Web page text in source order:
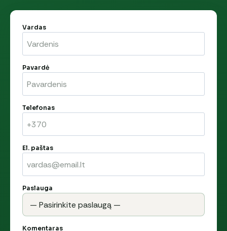
Vardas
Pavardė
Telefonas
El. paštas
Paslauga
Komentaras